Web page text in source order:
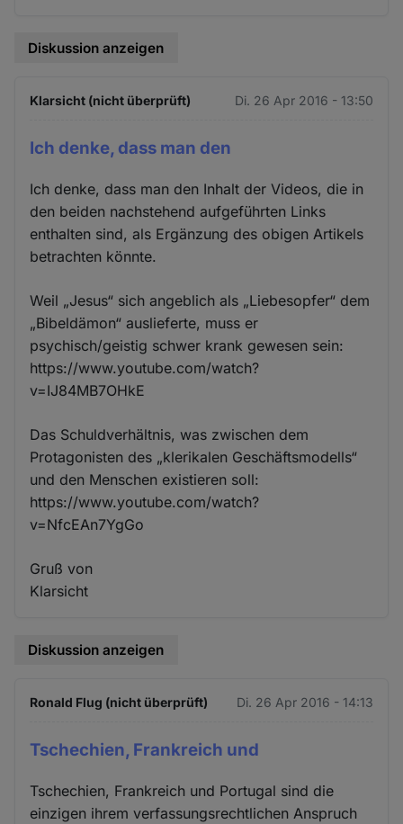
Diskussion anzeigen
Klarsicht (nicht überprüft) Di. 26 Apr 2016 - 13:50
Ich denke, dass man den
Ich denke, dass man den Inhalt der Videos, die in
den beiden nachstehend aufgeführten Links
enthalten sind, als Ergänzung des obigen Artikels
betrachten könnte.
Weil „Jesus“ sich angeblich als „Liebesopfer“ dem
„Bibeldämon“ auslieferte, muss er
psychisch/geistig schwer krank gewesen sein:
https://www.youtube.com/watch?
v=IJ84MB7OHkE
Das Schuldverhältnis, was zwischen dem
Protagonisten des „klerikalen Geschäftsmodells“
und den Menschen existieren soll:
https://www.youtube.com/watch?
v=NfcEAn7YgGo
Gruß von
Klarsicht
Diskussion anzeigen
Ronald Flug (nicht überprüft) Di. 26 Apr 2016 - 14:13
Tschechien, Frankreich und
Tschechien, Frankreich und Portugal sind die
einzigen ihrem verfassungsrechtlichen Anspruch